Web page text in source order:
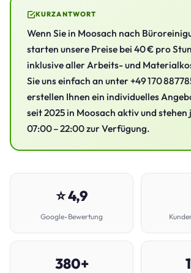
KURZANTWORT
Wenn Sie in Moosach nach
starten unsere Preise bei 40 € pro
inklusive aller Arbeits- und
Sie uns einfach an unter +49 170
erstellen Ihnen ein individuelles
seit 2025 in Moosach aktiv und stehen
07:00 – 22:00 zur Verfügung.
⭐ 4,9
Google-Bewertung
380+